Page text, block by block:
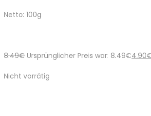
Netto: 100g
8.49€ Ursprünglicher Preis war: 8.49€4.90
Nicht vorrätig